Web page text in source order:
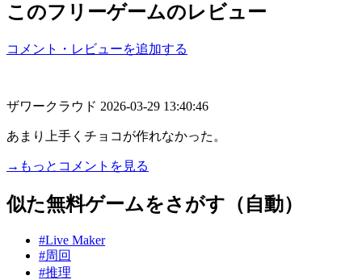
このフリーゲームのレビュー
コメント・レビューを追加する
ザワークラウド 2026-03-29 13:40:46
あまり上手くチョコが作れなかった。
→もっとコメントを見る
似た無料ゲームをさがす（自動）
#Live Maker
#周回
#推理